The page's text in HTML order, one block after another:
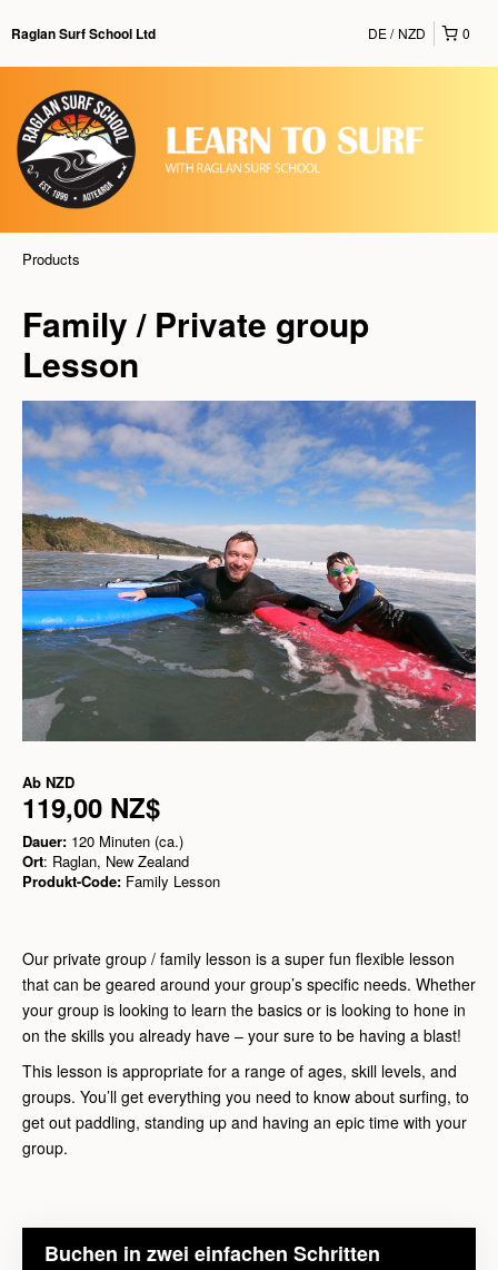
Raglan Surf School Ltd 0
DE NZD
Products
Family / Private group
Lesson
Ab NZD
119,00 NZ$
Dauer: 120 Minuten (ca.)
Ort: Raglan, New Zealand
Produkt-Code: Family Lesson
Our private group / family lesson is a super fun flexible lesson
that can be geared around your group’s specific needs. Whether
your group is looking to learn the basics or is looking to hone in
on the skills you already have – your sure to be having a blast!
This lesson is appropriate for a range of ages, skill levels, and
groups. You’ll get everything you need to know about surfing, to
get out paddling, standing up and having an epic time with your
group.
Buchen in zwei einfachen Schritten